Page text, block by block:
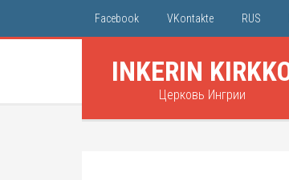
Facebook VKontakte RUS
INKERIN
Церковь Ингрии